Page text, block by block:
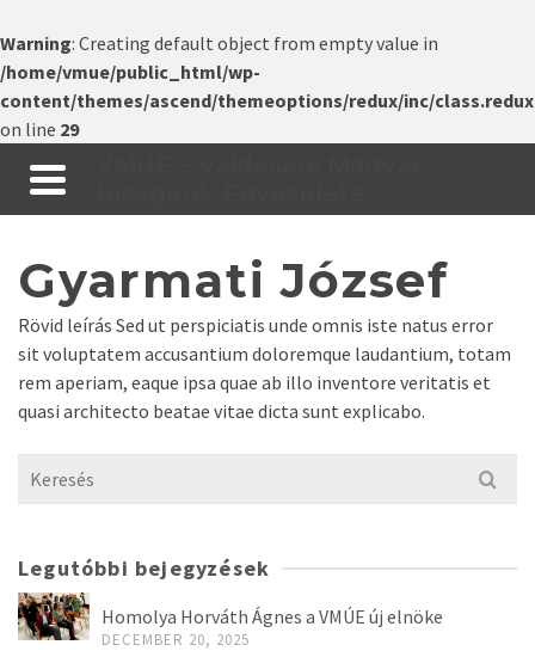
Warning: Creating default object from empty value in
/home/vmue/public_html/wp-
content/themes/ascend/themeoptions/redux/inc/
on line 29
Gyarmati József
Rövid leírás Sed ut perspiciatis unde omnis iste natus error
sit voluptatem accusantium doloremque laudantium, totam
rem aperiam, eaque ipsa quae ab illo inventore veritatis et
quasi architecto beatae vitae dicta sunt explicabo.
Search
for:
Legutóbbi bejegyzések
Homolya Horváth Ágnes a VMÚE új elnöke
DECEMBER 20, 2025